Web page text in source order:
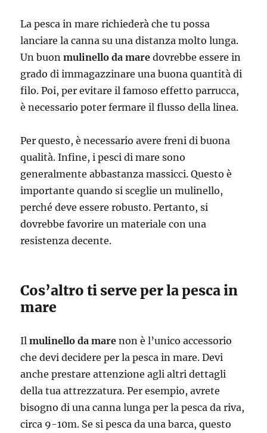
La pesca in mare richiederà che tu possa
lanciare la canna su una distanza molto lunga.
Un buonmulinello da mare dovrebbe essere in
grado di immagazzinare una buona quantità di
filo. Poi, per evitare il famoso effetto parrucca,
è necessario poter fermare il flusso della linea.
Per questo, è necessario avere freni di buona
qualità. Infine, i pesci di mare sono
generalmente abbastanza massicci. Questo è
importante quando si sceglie un mulinello,
perché deve essere robusto. Pertanto, si
dovrebbe favorire un materiale con una
resistenza decente.
Cos’altro ti serve per la pesca in
mare
Ilmulinello da mare non è l’unico accessorio
che devi decidere per la pesca in mare. Devi
anche prestare attenzione agli altri dettagli
della tua attrezzatura. Per esempio, avrete
bisogno di una canna lunga per la pesca da riva,
circa 9-10m. Se si pesca da una barca, questo